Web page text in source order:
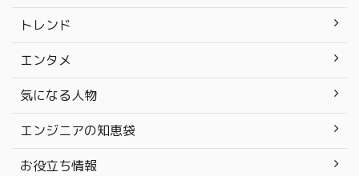
トレンド
エンタメ
気になる人物
エンジニアの知恵袋
お役立ち情報